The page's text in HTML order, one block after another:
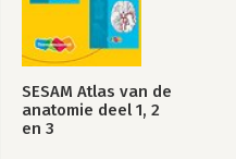
SESAM Atlas van de
anatomie deel 1, 2
en 3